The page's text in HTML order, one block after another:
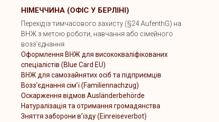
НІМЕЧЧИНА (ОФІС У БЕРЛІНІ)
Перехід із тимчасового захисту (§24 AufenthG) на
ВНЖ з метою роботи, навчання або сімейного
возз'єднання
Оформлення ВНЖ для висококваліфікованих
спеціалістів (Blue Card EU)
ВНЖ для самозайнятих осіб та підприємців
Возз'єднання сім'ї (Familiennachzug)
Оскарження відмов Ausländerbehörde
Натуралізація та отримання громадянства
Зняття заборони в'їзду (Einreiseverbot)